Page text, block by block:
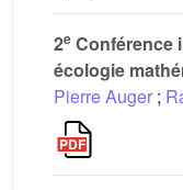
2e Conférence
écologie
Pierre Auger ;